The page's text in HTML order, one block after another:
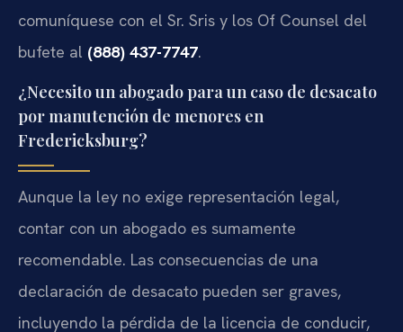
comuníquese con el Sr. Sris y los Of Counsel del
bufete al (888) 437-7747.
¿Necesito un abogado para un caso de desacato
por manutención de menores en
Fredericksburg?
Aunque la ley no exige representación legal,
contar con un abogado es sumamente
recomendable. Las consecuencias de una
declaración de desacato pueden ser graves,
incluyendo la pérdida de la licencia de conducir,